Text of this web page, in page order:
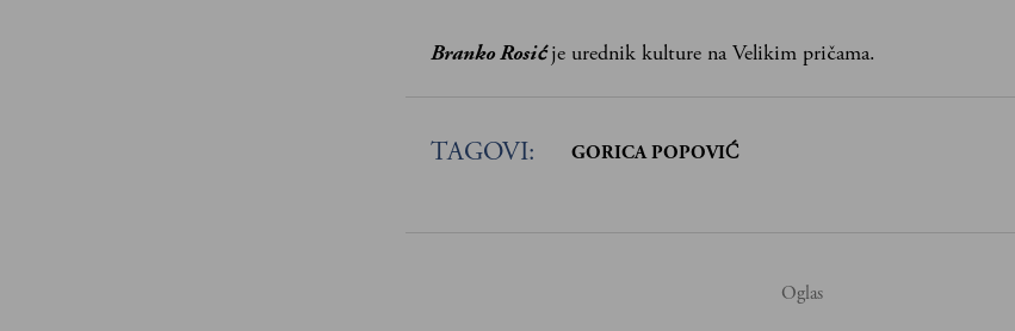
Branko Rosićje urednik kulture na Velikim pričama.
TAGOVI: GORICA POPOVIĆ